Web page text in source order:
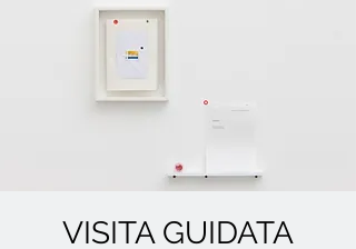
VISITA GUIDATA